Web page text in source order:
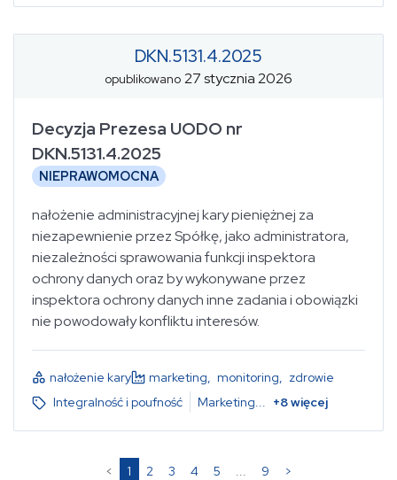
DKN.5131.4.2025
opublikowano 27 stycznia 2026
Decyzja Prezesa UODO nr
DKN.5131.4.2025
NIEPRAWOMOCNA
nałożenie administracyjnej kary pieniężnej za
niezapewnienie przez Spółkę, jako administratora,
niezależności sprawowania funkcji inspektora
ochrony danych oraz by wykonywane przez
inspektora ochrony danych inne zadania i obowiązki
nie powodowały konfliktu interesów.
nałożenie kary marketing, monitoring, zdrowie
Integralność i poufność
Marketing... +8więcej
< 1 (current)
2 3 4 5 ... 9 >